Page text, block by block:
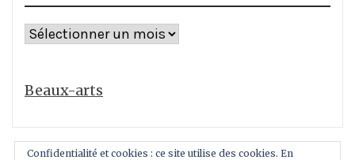
Archives
Beaux-arts
Confidentialité et cookies : ce site utilise des cookies. En